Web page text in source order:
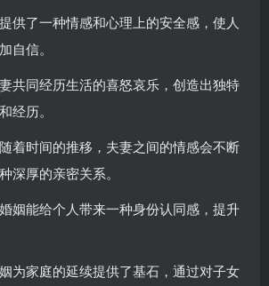
供了一种情感和心理上的安全感，使人
自信。
妻共同经历生活的喜怒哀乐，创造出独特
经历。
随着时间的推移，夫妻之间的情感会不断
深厚的亲密关系。
婚姻能给个人带来一种身份认同感，提升
姻为家庭的延续提供了基石，通过对子女